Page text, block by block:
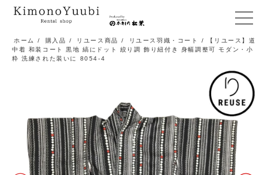
メ
ニ
ュ
開
ホーム / 購入品 / リユース商品 / リユース羽織・コート
/ 【リユース】道
中着 和装コート 黒地 縞にドット 絞り調 飾り紐付き 身幅調整可 モダン・小
粋 洗練された装いに 8054-4